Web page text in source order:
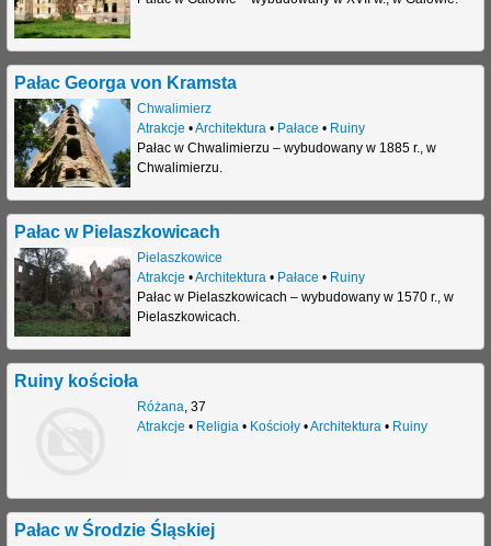
j
Pałac Georga von Kramsta
Chwalimierz
Atrakcje •Architektura • Pałace • Ruiny
Pałac w Chwalimierzu – wybudowany w 1885 r., w
Chwalimierzu.
Pałac w Pielaszkowicach
Pielaszkowice
Atrakcje •Architektura • Pałace • Ruiny
Pałac w Pielaszkowicach – wybudowany w 1570 r., w
Pielaszkowicach.
Ruiny kościoła
Różana 37
Atrakcje • Religia • Kościoły•Architektura • Ruiny
Pałac w Środzie Śląskiej